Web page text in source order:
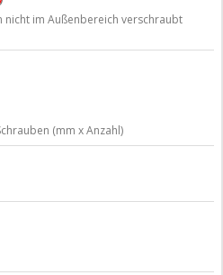
im Außenbereich verschraubt
(mm x Anzahl)